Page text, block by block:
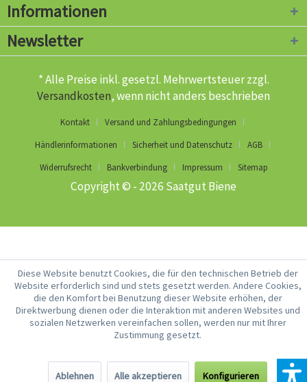
Informationen
Newsletter
* Alle Preise inkl. gesetzl. Mehrwertsteuer zzgl.
Versandkosten, wenn nicht anders beschrieben
Kontakt
Versand und Zahlungsbedingungen
Händlerinformationen
Sicherheit und Datenschutz
AGB
Widerrufsrecht
Bankverbindung Impressum Sitemap
Copyright © - 2026 Saatgut Biene
Diese Website benutzt Cookies, die für den technischen Betrieb der
Website erforderlich sind und stets gesetzt werden. Andere Cookies,
die den Komfort bei Benutzung dieser Website erhöhen, der
Direktwerbung dienen oder die Interaktion mit anderen Websites und
sozialen Netzwerken vereinfachen sollen, werden nur mit Ihrer
Zustimmung gesetzt.
Ablehnen Alle akzeptieren Konfigurieren